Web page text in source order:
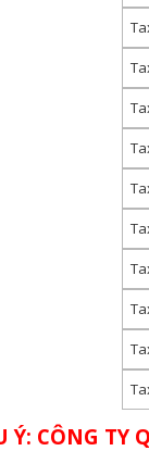
Ý: CÔNG TY